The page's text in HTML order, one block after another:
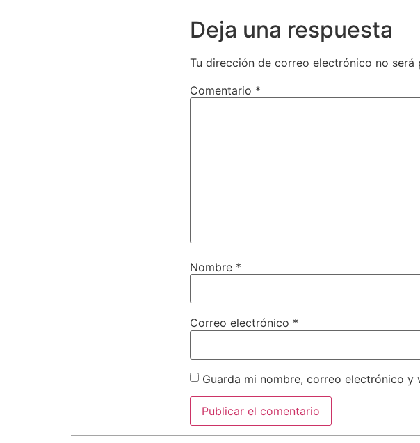
Deja una respuesta
Tu dirección de correo electrónico no será
Comentario *
Nombre *
Correo electrónico *
Guarda mi nombre, correo electrónico